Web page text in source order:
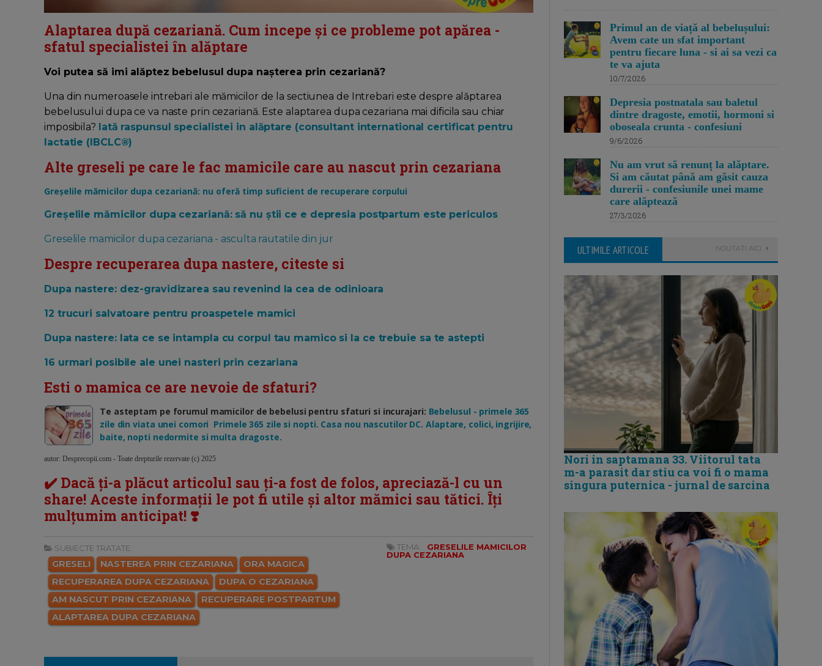
Alaptarea după cezariană. Cum incepe și ce probleme pot apărea -
sfatul specialistei în alăptare
Voi putea să imi alăptez bebelusul dupa nașterea prin cezariană?
Una din numeroasele intrebari ale mămicilor de la sectiunea de Intrebari este despre alăptarea
bebelusului dupa ce va naste prin cezariană. Este alaptarea dupa cezariana mai dificila sau chiar
imposibila? Iată raspunsul specialistei in alăptare (consultant international certificat pentru
lactatie (IBCLC®)
Alte greseli pe care le fac mamicile care au nascut prin cezariana
Greșelile mămicilor dupa cezariană: nu oferă timp suficient de recuperare corpului
Greșelile mămicilor dupa cezariană: să nu știi ce e depresia postpartum este periculos
Greselile mamicilor dupa cezariana - asculta rautatile din jur
Despre recuperarea dupa nastere, citeste si
Dupa nastere: dez-gravidizarea sau revenind la cea de odinioara
12 trucuri salvatoare pentru proaspetele mamici
Dupa nastere: Iata ce se intampla cu corpul tau mamico si la ce trebuie sa te astepti
16 urmari posibile ale unei nasteri prin cezariana
Esti o mamica ce are nevoie de sfaturi?
Te asteptam pe forumul mamicilor de bebelusi pentru sfaturi si incurajari: Bebelusul - primele 365
zile din viata unei comori Primele 365 zile si nopti. Casa nou nascutilor DC. Alaptare, colici, ingrijire,
baite, nopti nedormite si multa dragoste.
autor: Desprecopii.com - Toate drepturile rezervate (c) 2025
✔️ Dacă ți-a plăcut articolul sau ți-a fost de folos, apreciază-l cu un
share! Aceste informații le pot fi utile și altor mămici sau tătici. Îți
mulțumim anticipat! ❣️
SUBIECTE TRATATE:
GRESELI NASTEREA PRIN CEZARIANA
ORA MAGICA
RECUPERAREA DUPA CEZARIANA
DUPA O CEZARIANA
AM NASCUT PRIN CEZARIANA
RECUPERARE POSTPARTUM
ALAPTAREA DUPA CEZARIANA
TEMA:
GRESELILE MAMICILOR
DUPA CEZARIANA
Primul an de viață al bebelușului:
Avem cate un sfat important
pentru fiecare luna - si ai sa vezi ca
te va ajuta
10/7/2026
Depresia postnatala sau baletul
dintre dragoste, emotii, hormoni si
oboseala crunta - confesiuni
9/6/2026
Nu am vrut să renunț la alăptare.
Si am căutat până am găsit cauza
durerii - confesiunile unei mame
care alăptează
27/3/2026
ULTIMILE ARTICOLE NOUTATI AICI
Nori in saptamana 33. Viitorul tata
m-a parasit dar stiu ca voi fi o mama
singura puternica - jurnal de sarcina